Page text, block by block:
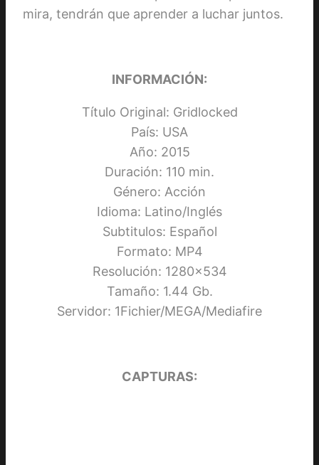
mira, tendrán que aprender a luchar juntos.
INFORMACIÓN:
Título Original: Gridlocked
País: USA
Año: 2015
Duración: 110 min.
Género: Acción
Idioma: Latino/Inglés
Subtitulos: Español
Formato: MP4
Resolución: 1280×534
Tamaño: 1.44 Gb.
Servidor: 1Fichier/MEGA/Mediafire
CAPTURAS: